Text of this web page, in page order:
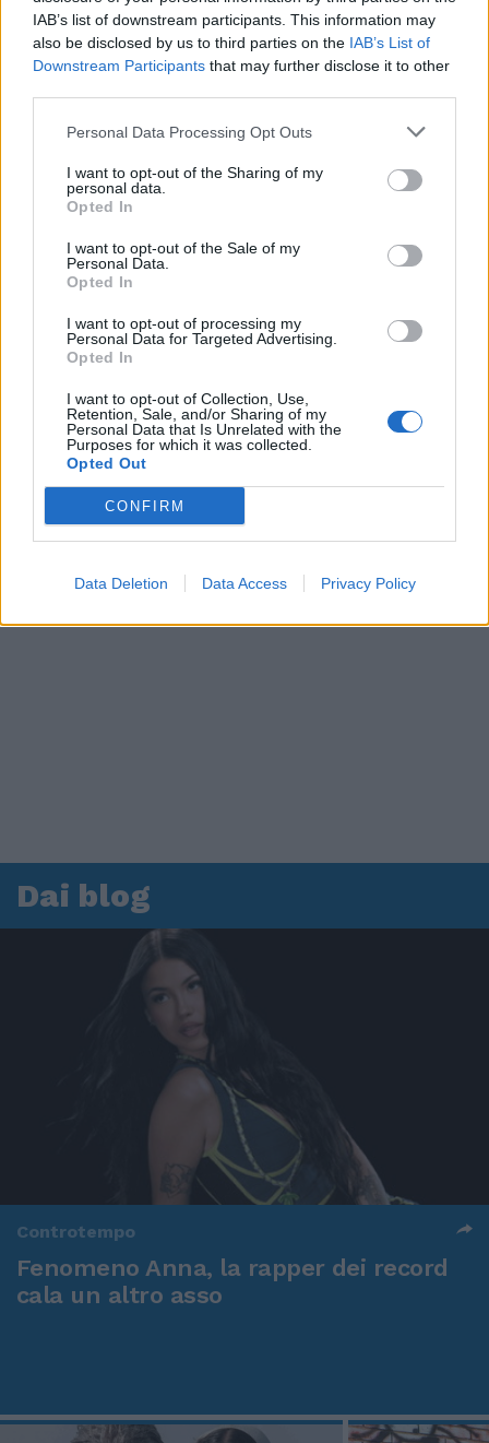
IAB’s list of downstream participants. This information may
also be disclosed by us to third parties on the IAB’s List of
Downstream Participants that may further disclose it to other
Personal Data Processing Opt Outs
I want to opt-out of the Sharing of my
personal data.
Opted In
I want to opt-out of the Sale of my
Personal Data.
Opted In
I want to opt-out of processing my
Personal Data for Targeted Advertising.
Opted In
I want to opt-out of Collection, Use,
Retention, Sale, and/or Sharing of my
Personal Data that Is Unrelated with the
Purposes for which it was collected.
Opted Out
CONFIRM
Data Deletion Data Access Privacy Policy
00:00 01:16
Leonardo Maria Del Vecchio dall'ex compagna
in ospedale. Le dichiarazioni ai giornalisti
Dai blog
Controtempo
Fenomeno Anna, la rapper dei record
cala un altro asso